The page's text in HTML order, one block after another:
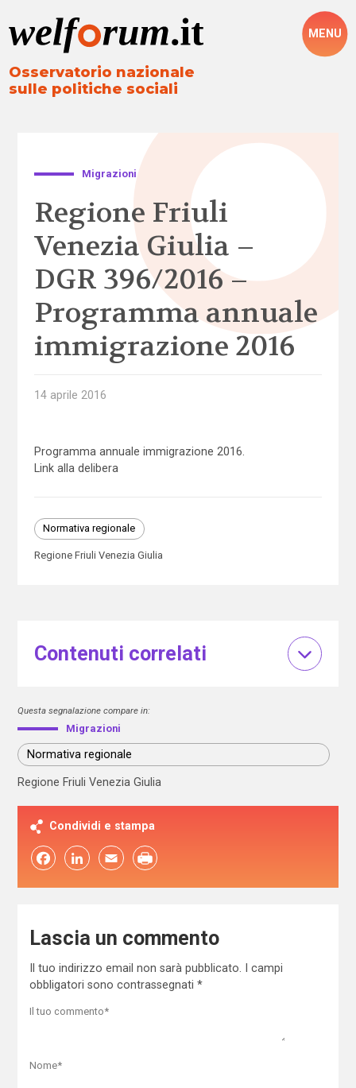
Osservatorio nazionale
sulle politiche sociali
MENU
Migrazioni
Regione Friuli
Venezia Giulia –
DGR 396/2016 –
Programma annuale
immigrazione 2016
14 aprile 2016
Programma annuale immigrazione 2016.
Link alla delibera
Normativa regionale
Regione Friuli Venezia Giulia
Contenuti correlati
Questa segnalazione compare in:
Migrazioni
Normativa regionale
Regione Friuli Venezia Giulia
Condividi e stampa
FacebookLinkedIn Email
Lascia un commento
Il tuo indirizzo email non sarà pubblicato.
I campi
obbligatori sono contrassegnati *